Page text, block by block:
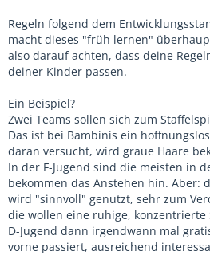
Regeln folgend dem
macht dieses "früh lernen"
also darauf achten, dass deine
deiner Kinder passen.
Ein Beispiel?
Zwei Teams sollen sich zum
Das ist bei Bambinis ein
daran versucht, wird graue Haare
In der F-Jugend sind die meisten in
bekommen das Anstehen hin. Aber:
wird "sinnvoll" genutzt, sehr zum
die wollen eine ruhige, konzentrierte
D-Jugend dann irgendwann mal
vorne passiert, ausreichend